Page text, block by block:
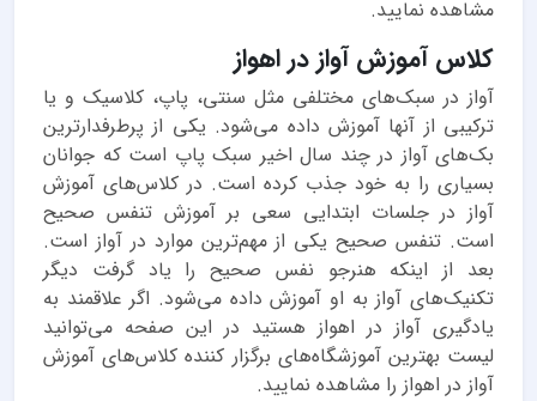
مشاهده نمایید.
کلاس آموزش آواز در اهواز
آواز در سبک‌های مختلفی مثل سنتی، پاپ، کلاسیک و یا
ترکیبی از آنها آموزش داده می‌شود. یکی از پرطرفدارترین
بک‌های آواز در چند سال اخیر سبک پاپ است که جوانان
بسیاری را به خود جذب کرده است. در کلاس‌های آموزش
آواز در جلسات ابتدایی سعی بر آموزش تنفس صحیح
است. تنفس صحیح یکی از مهم‌ترین موارد در آواز است.
بعد از اینکه هنرجو نفس صحیح را یاد گرفت دیگر
تکنیک‌های آواز به او آموزش داده می‌شود. اگر علاقمند به
یادگیری آواز در اهواز هستید در این صفحه می‌توانید
لیست بهترین آموزشگاه‌های برگزار کننده کلاس‌های آموزش
آواز در اهواز را مشاهده نمایید.